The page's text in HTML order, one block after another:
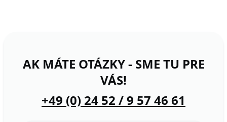
AK MÁTE OTÁZKY - SME TU PRE
VÁS!
+49 (0) 24 52 / 9 57 46 61